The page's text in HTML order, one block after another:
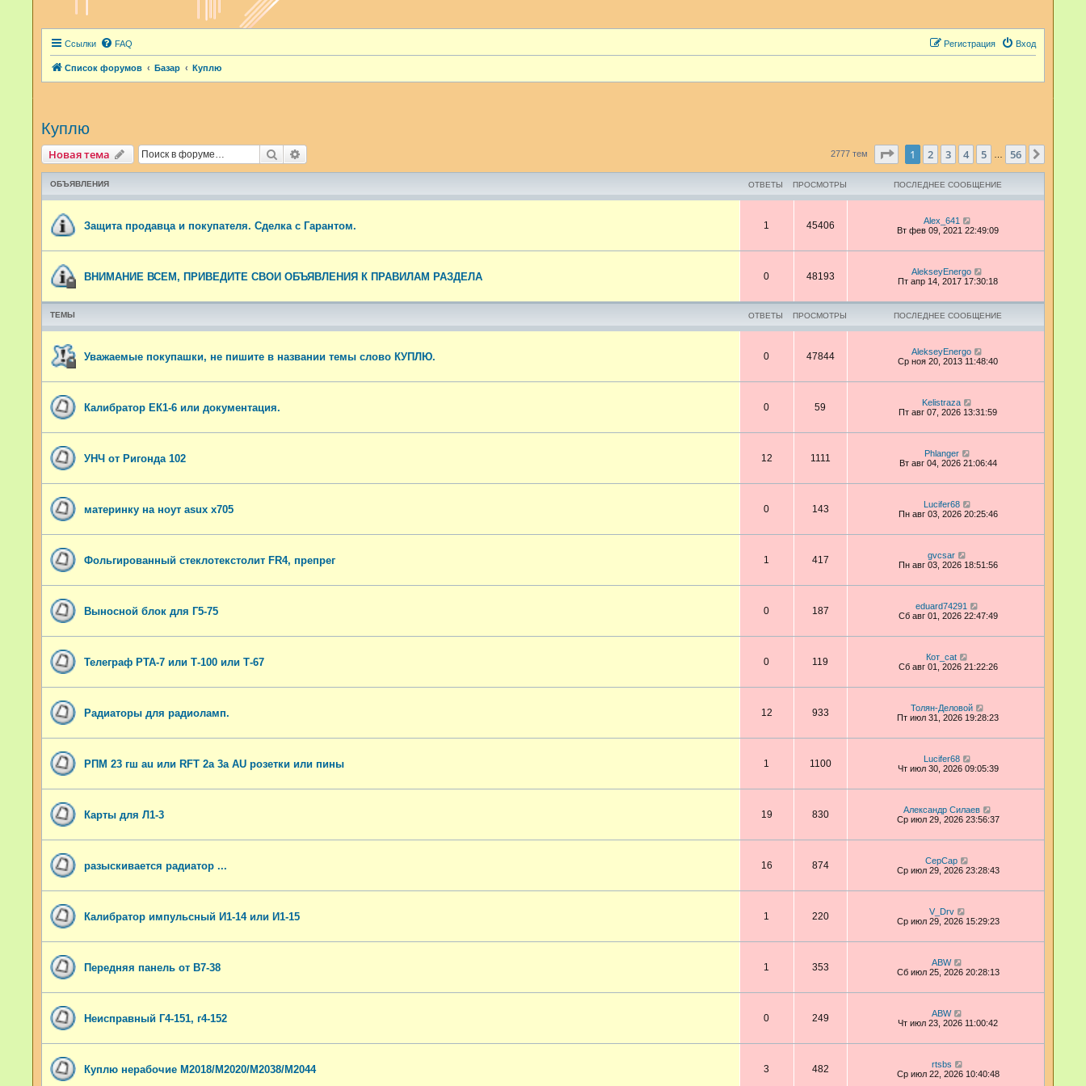
Ссылки FAQ Вход
Регистрация
Список форумов Базар Куплю
Куплю
Новая тема Поиск 2777 тем Страница1 из 56
1 2 3 4 5 56
ОБЪЯВЛЕНИЯ ОТВЕТЫ ПРОСМОТРЫ ПОСЛЕДНЕЕ СООБЩЕНИЕ
Защита продавца и покупателя. Сделка с Гарантом. 1 45406
Alex_641
Вт фев 09, 2021 22:49:09
ВНИМАНИЕ ВСЕМ, ПРИВЕДИТЕ СВОИ ОБЪЯВЛЕНИЯ К ПРАВИЛАМ РАЗДЕЛА 0 48193
AlekseyEnergo
Пт апр 14, 2017 17:30:18
ТЕМЫ ОТВЕТЫ ПРОСМОТРЫ ПОСЛЕДНЕЕ СООБЩЕНИЕ
Уважаемые покупашки, не пишите в названии темы слово КУПЛЮ. 0 47844
AlekseyEnergo
Ср ноя 20, 2013 11:48:40
Калибратор ЕК1-6 или документация. 0 59
Kelistraza
Пт авг 07, 2026 13:31:59
УНЧ от Ригонда 102 12 1111
Phlanger
Вт авг 04, 2026 21:06:44
материнку на ноут asux x705 0 143
Lucifer68
Пн авг 03, 2026 20:25:46
Фольгированный стеклотекстолит FR4, препрег 1 417
gvcsar
Пн авг 03, 2026 18:51:56
Выносной блок для Г5-75 0 187
eduard74291
Сб авг 01, 2026 22:47:49
Телеграф РТА-7 или Т-100 или Т-67 0 119
Кот_cat
Сб авг 01, 2026 21:22:26
Радиаторы для радиоламп. 12 933
Толян-Деловой
Пт июл 31, 2026 19:28:23
РПМ 23 гш au или RFT 2a 3a AU розетки или пины 1 1100
Lucifer68
Чт июл 30, 2026 09:05:39
Карты для Л1-3 19 830
Александр Силаев
Ср июл 29, 2026 23:56:37
разыскивается радиатор ... 16 874
СерСар
Ср июл 29, 2026 23:28:43
Калибратор импульсный И1-14 или И1-15 1 220
V_Drv
Ср июл 29, 2026 15:29:23
Передняя панель от В7-38 1 353
ABW
Сб июл 25, 2026 20:28:13
Неисправный Г4-151, г4-152 0 249
ABW
Чт июл 23, 2026 11:00:42
Куплю нерабочие М2018/М2020/М2038/М2044 3 482
rtsbs
Ср июл 22, 2026 10:40:48